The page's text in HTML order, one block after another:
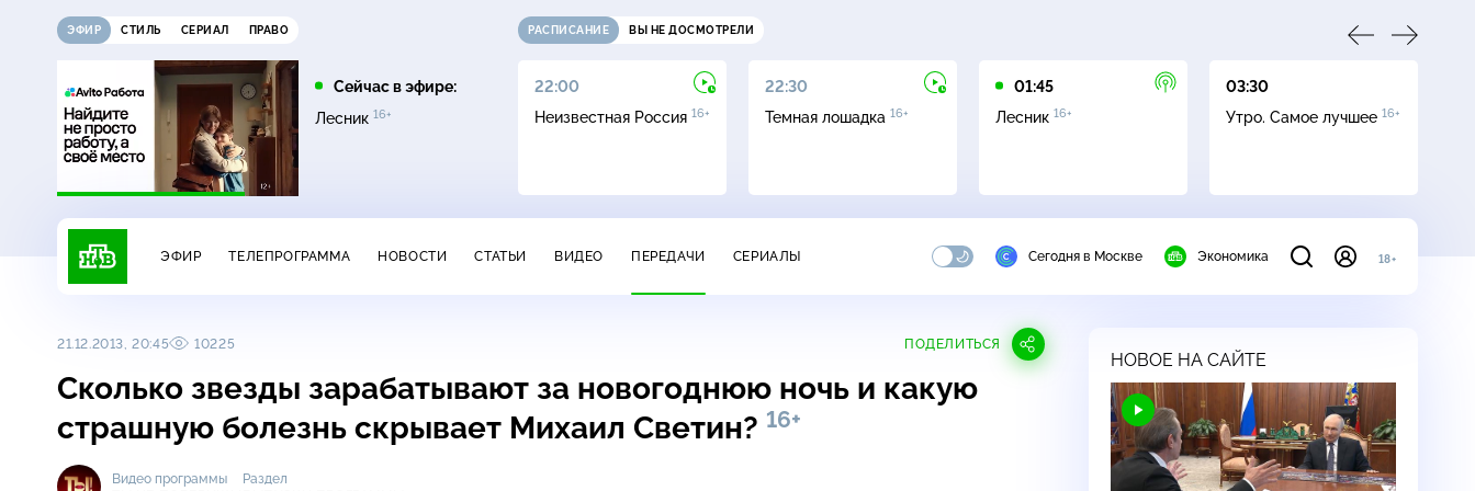
ЭФИР СТИЛЬ СЕРИАЛ ПРАВО
Сейчас в эфире:
Лесник 16+
РАСПИСАНИЕ ВЫ НЕ ДОСМОТРЕЛИ
21:15
Сегодня
21:30
Неизвестная Россия
22:00
Неизвестная Россия 16+
22:30
Темная лошадка 16+
01:45
Лесник 16+
03:30
Утро. Самое лучшее 16+
ЭФИР ТЕЛЕПРОГРАММА НОВОСТИ СТАТЬИ ВИДЕО ПЕРЕДАЧИ СЕРИАЛЫ Сегодня в Москве Экономика 18+
21.12.2013, 20:45 10225 ПОДЕЛИТЬСЯ
Сколько звезды зарабатывают за новогоднюю ночь и какую
страшную болезнь скрывает Михаил Светин? 16+
Видео программы
Раздел
НОВОЕ НА САЙТЕ